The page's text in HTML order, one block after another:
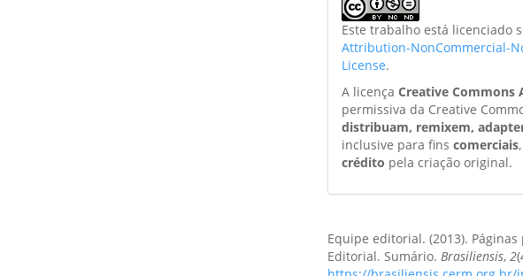
Este trabalho está licenciado
Attribution-NonCommercial-
License.
A licençaCreative Commons
permissiva da Creative
distribuam, remixem,
inclusive para finscomerciais
crédito pela criação original.
Equipe editorial. (2013).
Editorial. Sumário. Brasiliensis,2